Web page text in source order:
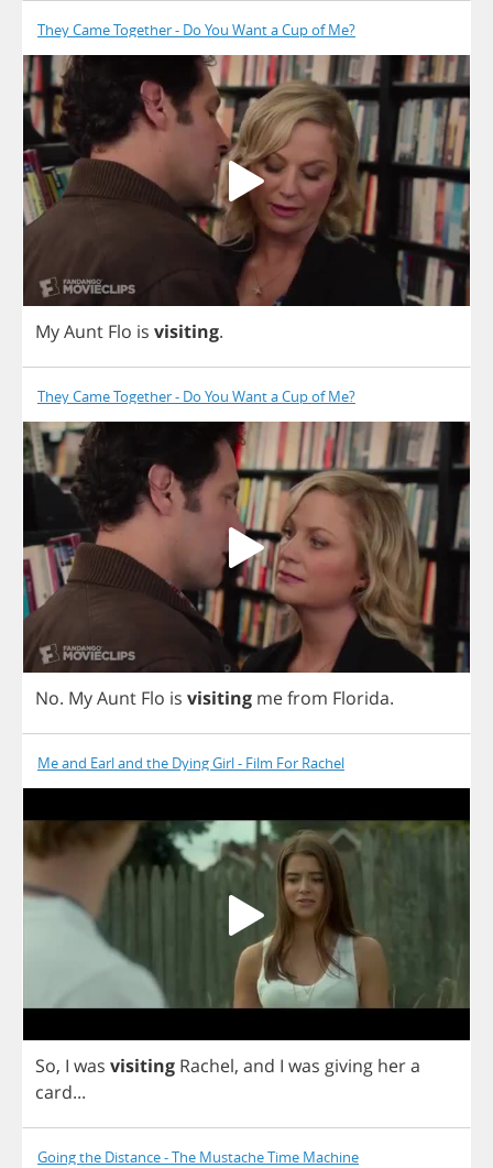
They Came Together - Do You Want a Cup of Me?
MyAunt Flo is visiting.
They Came Together - Do You Want a Cup of Me?
No. MyAunt Flo is visiting mefrom Florida.
Me and Earl and the Dying Girl - Film For Rachel
So, I was visiting Rachel, and I was giving hera
card...
Going the Distance - The Mustache Time Machine